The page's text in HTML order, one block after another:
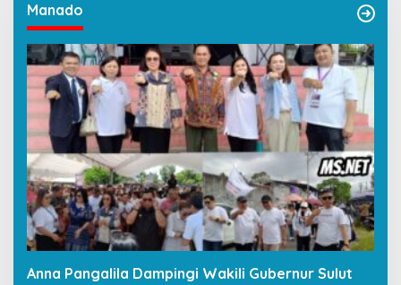
Manado
Anna Pangalila Dampingi Wakili Gubernur Sulut